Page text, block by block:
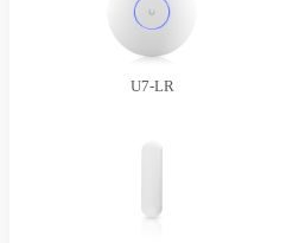
U7-LR